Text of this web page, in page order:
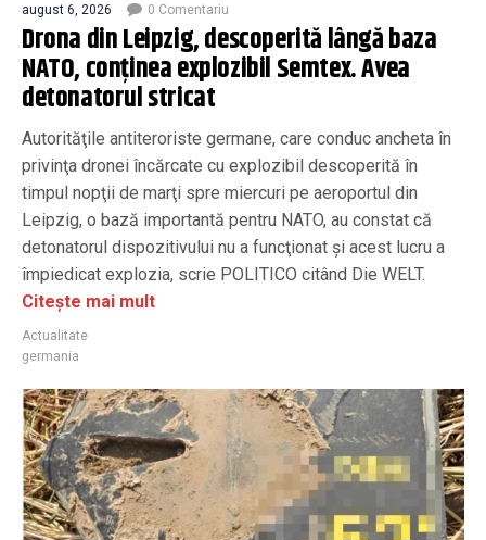
august 6, 2026 0 Comentariu
Drona din Leipzig, descoperită lângă baza
NATO, conţinea explozibil Semtex. Avea
detonatorul stricat
Autorităţile antiteroriste germane, care conduc ancheta în
privinţa dronei încărcate cu explozibil descoperită în
timpul nopţii de marţi spre miercuri pe aeroportul din
Leipzig, o bază importantă pentru NATO, au constat că
detonatorul dispozitivului nu a funcţionat şi acest lucru a
împiedicat explozia, scrie POLITICO citând Die WELT.
Citește mai mult
Actualitate
germania